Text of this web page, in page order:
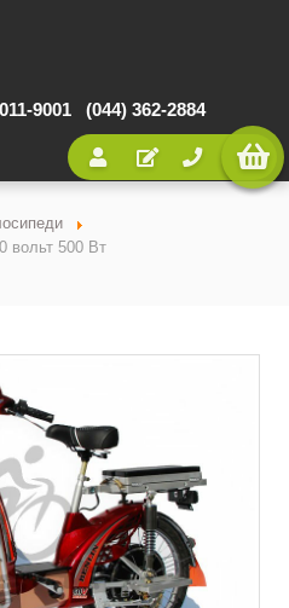
9001 (044) 362-2884
вольт 500 Вт